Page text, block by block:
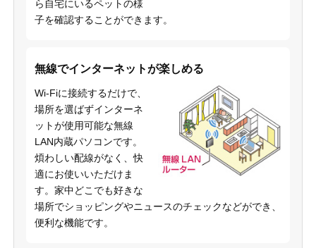
ら自宅にいるペットの様
子を確認することができます。
無線でインターネットが楽しめる
Wi-Fiに接続するだけで、
場所を選ばずインターネ
ットが使用可能な無線
LAN内蔵パソコンです。
煩わしい配線がなく、快
適にお使いいただけま
す。家中どこでも好きな
場所でショッピングやニュースのチェックなどができ、
便利な機能です。